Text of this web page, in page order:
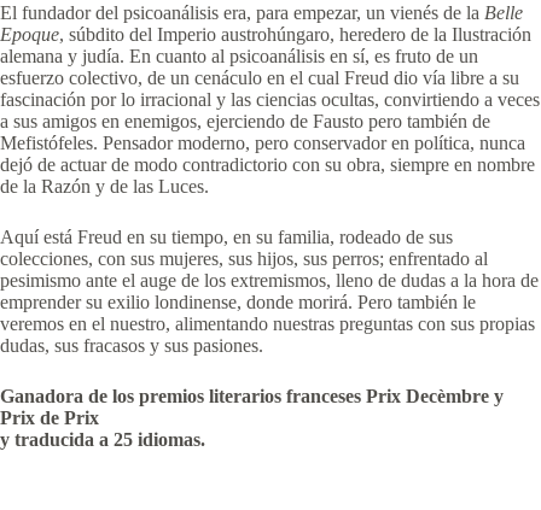
El fundador del psicoanálisis era, para empezar, un vienés de la Belle
Epoque, súbdito del Imperio austrohúngaro, heredero de la Ilustración
alemana y judía. En cuanto al psicoanálisis en sí, es fruto de un
esfuerzo colectivo, de un cenáculo en el cual Freud dio vía libre a su
fascinación por lo irracional y las ciencias ocultas, convirtiendo a veces
a sus amigos en enemigos, ejerciendo de Fausto pero también de
Mefistófeles. Pensador moderno, pero conservador en política, nunca
dejó de actuar de modo contradictorio con su obra, siempre en nombre
de la Razón y de las Luces.
Aquí está Freud en su tiempo, en su familia, rodeado de sus
colecciones, con sus mujeres, sus hijos, sus perros; enfrentado al
pesimismo ante el auge de los extremismos, lleno de dudas a la hora de
emprender su exilio londinense, donde morirá. Pero también le
veremos en el nuestro, alimentando nuestras preguntas con sus propias
dudas, sus fracasos y sus pasiones.
Ganadora de los premios literarios franceses Prix Decèmbre y
Prix de Prix
y traducida a 25 idiomas.